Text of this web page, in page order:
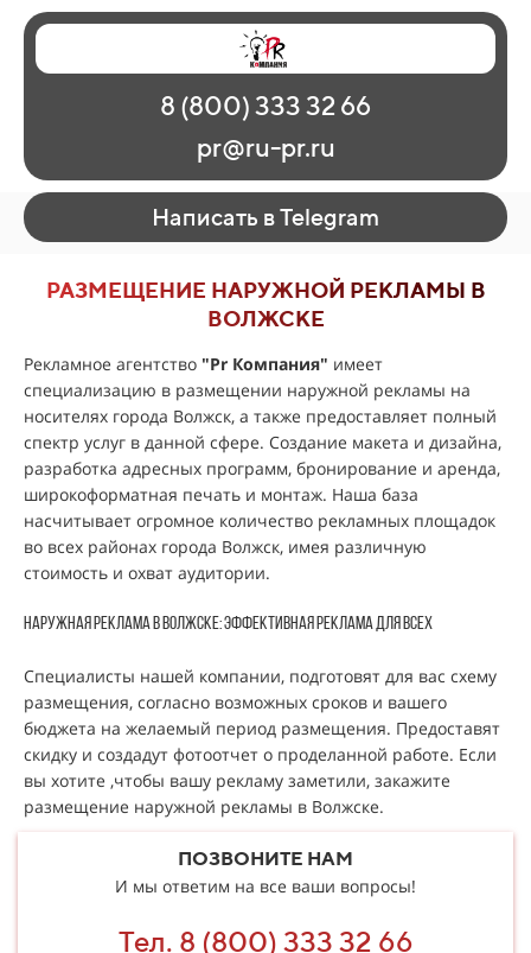
Главная
Наши работы
О рекламе
Регионы
Контакты
8 (800) 333 32 66
pr@ru-pr.ru
Написать в Telegram
РАЗМЕЩЕНИЕ НАРУЖНОЙ РЕКЛАМЫ В
ВОЛЖСКЕ
Рекламное агентство "Pr Компания" имеет
специализацию в размещении наружной рекламы на
носителях города Волжск, а также предоставляет полный
спектр услуг в данной сфере. Создание макета и дизайна,
разработка адресных программ, бронирование и аренда,
широкоформатная печать и монтаж. Наша база
насчитывает огромное количество рекламных площадок
во всех районах города Волжск, имея различную
стоимость и охват аудитории.
Наружная реклама в Волжске: эффективная реклама для всех
Специалисты нашей компании, подготовят для вас схему
размещения, согласно возможных сроков и вашего
бюджета на желаемый период размещения. Предоставят
скидку и создадут фотоотчет о проделанной работе. Если
вы хотите ,чтобы вашу рекламу заметили, закажите
размещение наружной рекламы в Волжске.
ПОЗВОНИТЕ НАМ
И мы ответим на все ваши вопросы!
Тел. 8 (800) 333 32 66